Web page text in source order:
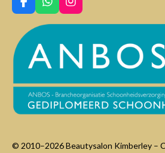
F
a
e
o
k
W
h
a
A
p
p
I
n
s
a
g
a
m
© 2010–2026Beautysalon Kimberley –